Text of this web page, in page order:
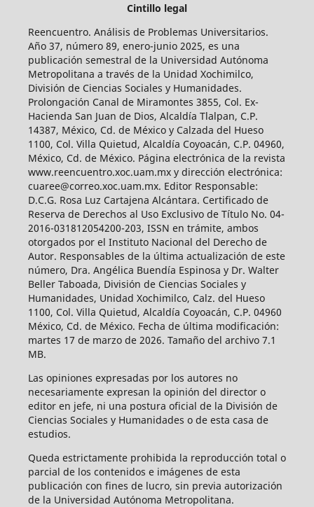
Cintillo legal
Reencuentro. Análisis de Problemas Universitarios.
Año 37, número 89, enero-junio 2025, es una
publicación semestral de la Universidad Autónoma
Metropolitana a través de la Unidad Xochimilco,
División de Ciencias Sociales y Humanidades.
Prolongación Canal de Miramontes 3855, Col. Ex-
Hacienda San Juan de Dios, Alcaldía Tlalpan, C.P.
14387, México, Cd. de México y Calzada del Hueso
1100, Col. Villa Quietud, Alcaldía Coyoacán, C.P. 04960,
México, Cd. de México. Página electrónica de la revista
www.reencuentro.xoc.uam.mx y dirección electrónica:
cuaree@correo.xoc.uam.mx. Editor Responsable:
D.C.G. Rosa Luz Cartajena Alcántara. Certificado de
Reserva de Derechos al Uso Exclusivo de Título No. 04-
2016-031812054200-203, ISSN en trámite, ambos
otorgados por el Instituto Nacional del Derecho de
Autor. Responsables de la última actualización de este
número, Dra. Angélica Buendía Espinosa y Dr. Walter
Beller Taboada, División de Ciencias Sociales y
Humanidades, Unidad Xochimilco, Calz. del Hueso
1100, Col. Villa Quietud, Alcaldía Coyoacán, C.P. 04960
México, Cd. de México. Fecha de última modificación:
martes 17 de marzo de 2026. Tamaño del archivo 7.1
MB.
Las opiniones expresadas por los autores no
necesariamente expresan la opinión del director o
editor en jefe, ni una postura oficial de la División de
Ciencias Sociales y Humanidades o de esta casa de
estudios.
Queda estrictamente prohibida la reproducción total o
parcial de los contenidos e imágenes de esta
publicación con fines de lucro, sin previa autorización
de la Universidad Autónoma Metropolitana.